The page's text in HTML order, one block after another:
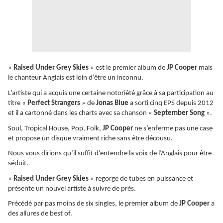
« Raised Under Grey Skies » est le premier album de JP Cooper mais
le chanteur Anglais est loin d’être un inconnu.
L’artiste qui a acquis une certaine notoriété grâce à sa participation au
titre « Perfect Strangers » de Jonas Blue a sorti cinq EPS depuis 2012
et il a cartonné dans les charts avec sa chanson « September Song ».
Soul, Tropical House, Pop, Folk, JP Cooper ne s’enferme pas une case
et propose un disque vraiment riche sans être décousu.
Nous vous dirions qu’il suffit d’entendre la voix de l’Anglais pour être
séduit.
« Raised Under Grey Skies » regorge de tubes en puissance et
présente un nouvel artiste à suivre de près.
Précédé par pas moins de six singles, le premier album de JP Cooper a
des allures de best of.